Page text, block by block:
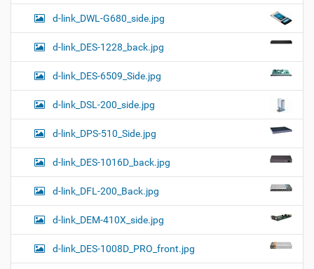
d-link_DWL-G680_side.jpg
d-link_DES-1228_back.jpg
d-link_DES-6509_Side.jpg
d-link_DSL-200_side.jpg
d-link_DPS-510_Side.jpg
d-link_DES-1016D_back.jpg
d-link_DFL-200_Back.jpg
d-link_DEM-410X_side.jpg
d-link_DES-1008D_PRO_front.jpg